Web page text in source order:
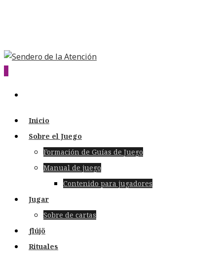
Inicio
Sobre el Juego
Formación de Guías de Juego
Manual de juego
Contenido para jugadores
Jugar
Sobre de cartas
ƒlújö
Rituales